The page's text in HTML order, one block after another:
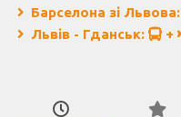
Барселона зі Львова:
Львів - Гданськ:
+